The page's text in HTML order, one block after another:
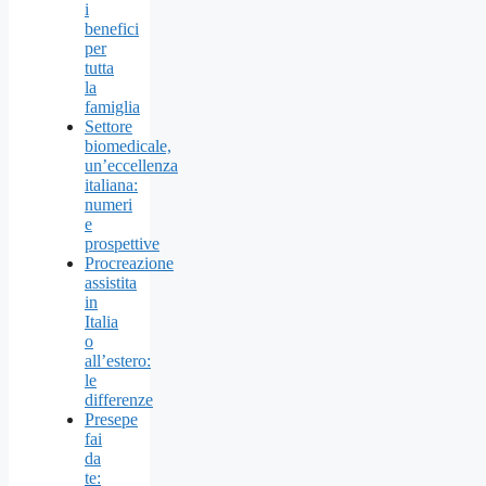
i
benefici
per
tutta
la
famiglia
Settore
biomedicale,
un’eccellenza
italiana:
numeri
e
prospettive
Procreazione
assistita
in
Italia
o
all’estero:
le
differenze
Presepe
fai
da
te: